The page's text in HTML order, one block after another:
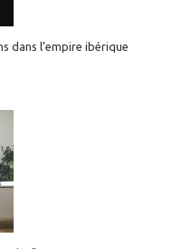
dans l’empire ibérique